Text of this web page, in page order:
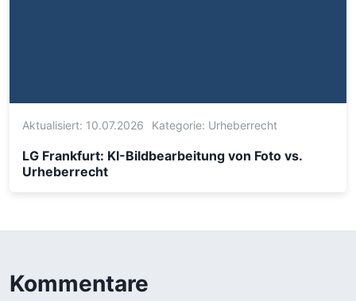
Aktualisiert: 10.07.2026 Kategorie: Urheberrecht
LG Frankfurt: KI-Bildbearbeitung von Foto vs.
Urheberrecht
Kommentare